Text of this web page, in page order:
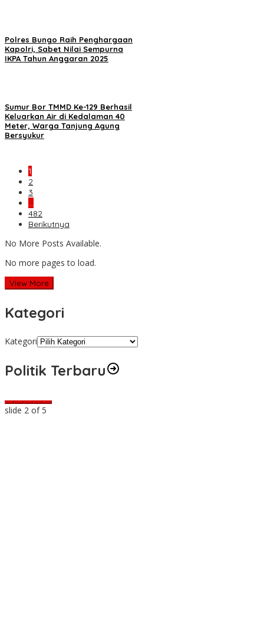
Polres Bungo Raih Penghargaan
Kapolri, Sabet Nilai Sempurna
IKPA Tahun Anggaran 2025
Sumur Bor TMMD Ke-129 Berhasil
Keluarkan Air di Kedalaman 40
Meter, Warga Tanjung Agung
Bersyukur
1
2
3
…
482
Berikutnya
No More Posts Available.
No more pages to load.
View More
Kategori
Kategori
Politik Terbaru
slide 2 of 5